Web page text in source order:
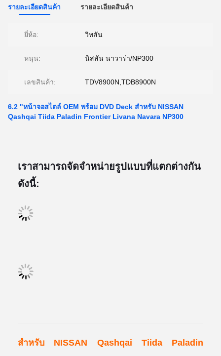
รายละเอียดสินค้า รายละเอียดสินค้า
ยี่ห้อ: วิทสัน
หนุน: นิสสัน นาวาร่า/NP300
เลขสินค้า: TDV8900N,TDB8900N
6.2 "หน้าจอสไตล์ OEM พร้อม DVD Deck สำหรับ NISSAN
Qashqai Tiida Paladin Frontier Livana Navara NP300
เราสามารถจัดจําหน่ายรูปแบบที่แตกต่างกัน
ดังนี้:
สําหรับ NISSAN Qashqai Tiida Paladin